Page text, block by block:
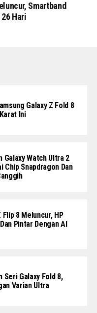
Smartband
Hari
Galaxy Z Fold 8
Ini
Galaxy Watch Ultra 2
Chip Snapdragon Dan
Flip 8 Meluncur, HP
Pintar Dengan AI
Seri Galaxy Fold 8,
Varian Ultra